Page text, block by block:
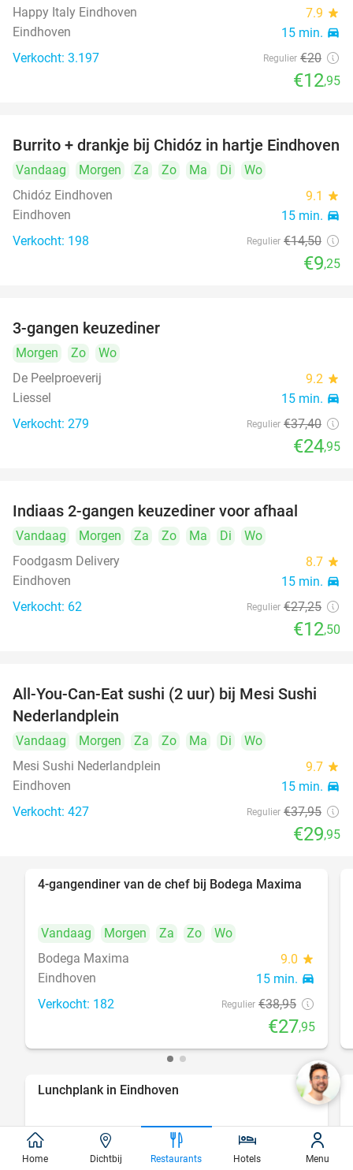
Happy Italy Eindhoven
7.9 star
Eindhoven 15 min. directions_car
Verkocht: 3.197 Regulier €20
€12,95
36%
Burrito + drankje bij Chidóz in hartje Eindhoven
Vandaag Morgen Za Zo Ma Di
Wo
Chidóz Eindhoven
9.1 star
Eindhoven 15 min. directions_car
Verkocht: 198 Regulier €14,50
€9,25
3-gangen keuzediner
Morgen Zo
Wo
De Peelproeverij
9.2 star
Liessel 15 min. directions_car
Verkocht: 279 Regulier €37,40
€24,95
Indiaas 2-gangen keuzediner voor afhaal
Vandaag Morgen Za Zo Ma Di
Wo
Foodgasm Delivery
8.7 star
Eindhoven 15 min. directions_car
Verkocht: 62 Regulier €27,25
€12,50
21%
All-You-Can-Eat sushi (2 uur) bij Mesi Sushi
Nederlandplein
Vandaag Morgen Za Zo Ma Di
Wo
Mesi Sushi Nederlandplein
9.7 star
Eindhoven 15 min. directions_car
Verkocht: 427 Regulier €37,95
€29,95
28%
4-gangendiner van de chef bij Bodega Maxima
Vandaag Morgen Za Zo
Wo
Bodega Maxima
9.0 star
Eindhoven 15 min. directions_car
Verkocht: 182 Regulier €38,95
€27,95
39%
Lunchplank in Eindhoven
Vandaag Morgen Za
Velosoof Lunch - Bar - Diner
star
Home Dichtbij Restaurants Hotels Menu